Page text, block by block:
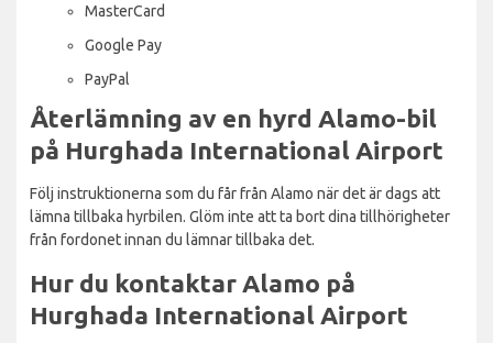
MasterCard
Google Pay
PayPal
Återlämning av en hyrd Alamo-bil
på Hurghada International Airport
Följ instruktionerna som du får från Alamo när det är dags att
lämna tillbaka hyrbilen. Glöm inte att ta bort dina tillhörigheter
från fordonet innan du lämnar tillbaka det.
Hur du kontaktar Alamo på
Hurghada International Airport